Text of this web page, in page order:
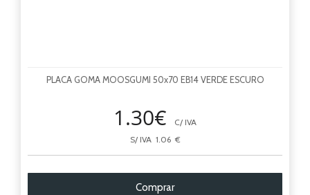
PLACA GOMA MOOSGUMI 50x70 EB14 VERDE ESCURO
1.30€
C/ IVA
S/ IVA 1.06 €
Comprar